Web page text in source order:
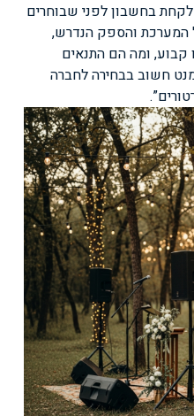
בחשבון לפני שבוחרים
המערכת והספק הנדרש,
קבוע, ומה הם התנאים
חשוב בבחירה לחברה